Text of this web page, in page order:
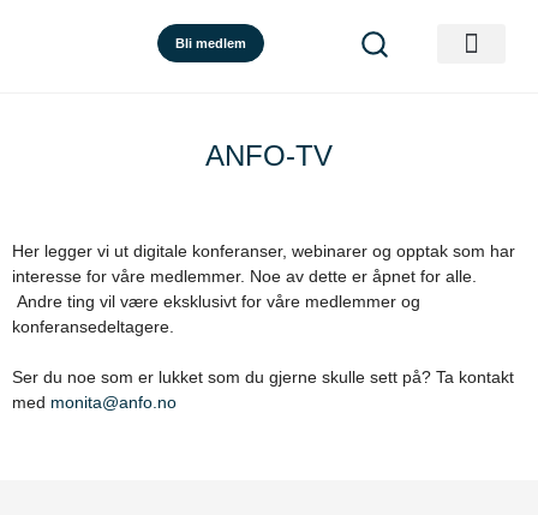
Bli medlem
ANFO-TV
Her legger vi ut digitale konferanser, webinarer og opptak som har
interesse for våre medlemmer. Noe av dette er åpnet for alle.
Andre ting vil være eksklusivt for våre medlemmer og
konferansedeltagere.
Ser du noe som er lukket som du gjerne skulle sett på? Ta kontakt
med monita@anfo.no